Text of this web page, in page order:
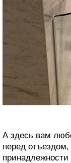
А здесь вам
перед
принадлежности